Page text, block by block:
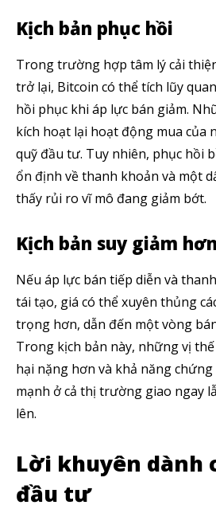
SUBSCRIBE
Tôi đã đọc và chấp nhận vớiPrivacy
Theo Dõi Chúng Tôi
Fans Followers
Kịch bản phục hồi
Trong trường hợp tâm lý cải
trở lại, Bitcoin có thể tích lũy
hồi phục khi áp lực bán giảm.
kích hoạt lại hoạt động mua của
quỹ đầu tư. Tuy nhiên, phục hồi
ổn định về thanh khoản và một
thấy rủi ro vĩ mô đang giảm bớt.
Kịch bản suy giảm hơn
Nếu áp lực bán tiếp diễn và
tái tạo, giá có thể xuyên thủng
trọng hơn, dẫn đến một vòng
Trong kịch bản này, những vị
hại nặng hơn và khả năng
mạnh ở cả thị trường giao ngay
lên.
Lời khuyên dành
đầu tư